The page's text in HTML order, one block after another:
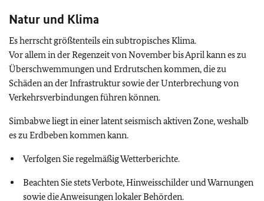
Natur und Klima
Es herrscht größtenteils ein subtropisches Klima.
Vor allem in der Regenzeit von November bis April kann es zu
Überschwemmungen und Erdrutschen kommen, die zu
Schäden an der Infrastruktur sowie der Unterbrechung von
Verkehrsverbindungen führen können.
Simbabwe liegt in einer latent seismisch aktiven Zone, weshalb
es zu Erdbeben kommen kann.
Verfolgen Sie regelmäßig Wetterberichte.
Beachten Sie stets Verbote, Hinweisschilder und Warnungen
sowie die Anweisungen lokaler Behörden.